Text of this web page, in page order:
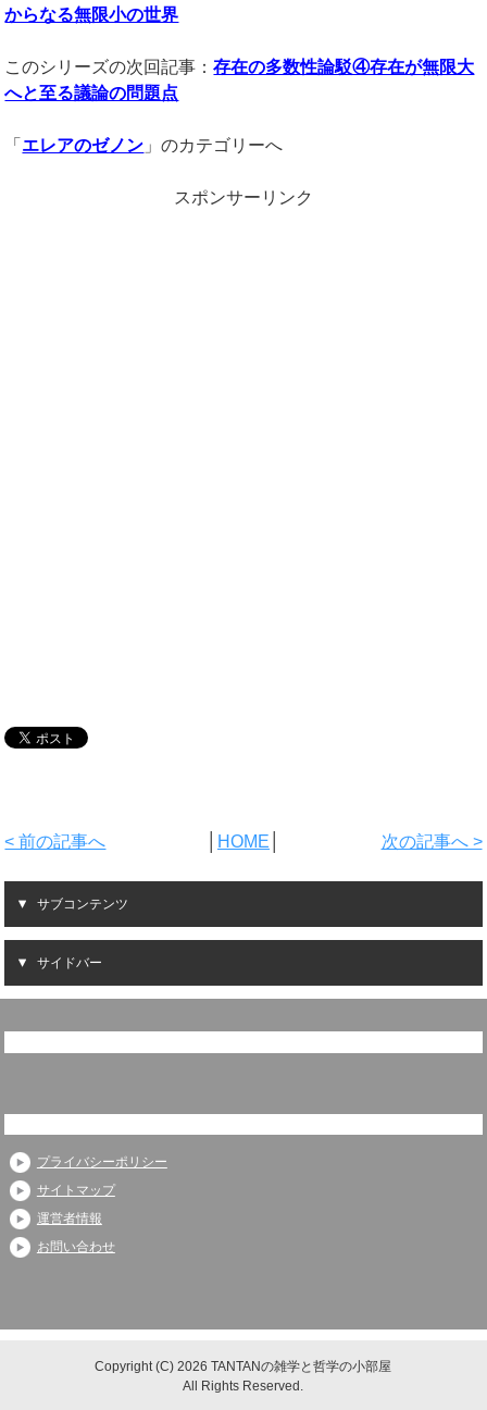
からなる無限小の世界
このシリーズの次回記事：存在の多数性論駁④存在が無限大
へと至る議論の問題点
「 エレアのゼノン 」のカテゴリーへ
スポンサーリンク
< 前の記事へ HOME 次の記事へ >
サブコンテンツ
サイドバー
プライバシーポリシー
サイトマップ
運営者情報
お問い合わせ
Copyright (C) 2026 TANTANの雑学と哲学の小部屋
All Rights Reserved.